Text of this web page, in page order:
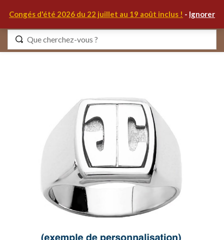
Congés d'été 2026 du 22 juillet au 19 août inclus ! - Ignorer
Identifiez-vous
Se souvenir de moi Mot de passe oublié ?
S'IDENTIFIER
MON COMPTE